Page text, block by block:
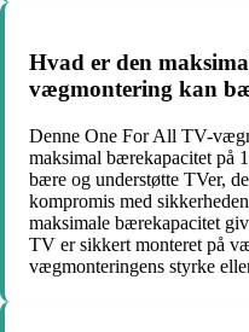
Hvad er den
vægmontering kan
Denne One For All TV-
maksimal bærekapacitet på
bære og understøtte TVer,
kompromis med
maksimale bærekapacitet
TV er sikkert monteret på
vægmonteringens styrke